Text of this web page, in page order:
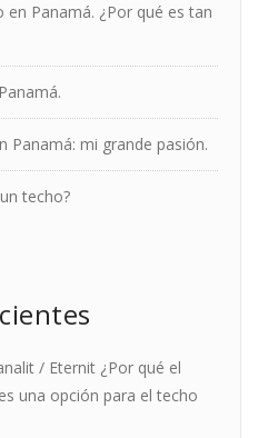
Panamá. ¿Por qué es tan
Panamá: mi grande pasión.
techo?
/ Eternit ¿Por qué el
una opción para el techo